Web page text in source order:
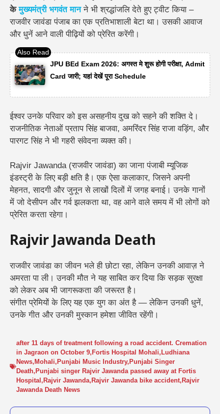
केमुख्यमंत्री भगवंत मानने भी श्रद्धांजलि देते हुए ट्वीट किया –
राजवीर जावंडा पंजाब का एक प्रतिभाशाली बेटा था। उसकी आवाज
और धुनें आने वाली पीढ़ियों को प्रेरित करेंगी।
JPU BEd Exam 2026: अगस्त मे शुरू होगी परीक्षा, Admit
Card जारी; यहां देखें पूरा Schedule
ईश्वर उनके परिवार को इस असहनीय दुख को सहने की शक्ति दे।
राजनीतिक नेताओंप्रताप सिंह बाजवा, अमरिंदर सिंह राजा वड़िंग, और
पारगट सिंहने भी गहरी संवेदना व्यक्त की।
Rajvir Jawanda (राजवीर जावंडा) का जाना पंजाबी म्यूजिक
इंडस्ट्री के लिए बड़ी क्षति है। एक ऐसा कलाकार, जिसने अपनी
मेहनत, सादगी और जुनून से लाखों दिलों में जगह बनाई। उनके गानों
में जो देसीपन और गर्व झलकता था, वह आने वाले समय में भी लोगों को
प्रेरित करता रहेगा।
Rajvir Jawanda Death
राजवीर जावंडा का जीवन भले ही छोटा रहा, लेकिन उनकी आवाज़ ने
अमरता पा ली। उनकी मौत ने यह साबित कर दिया कि सड़क सुरक्षा
को लेकर अब भी जागरूकता की जरूरत है।
संगीत प्रेमियों के लिए यह एक युग का अंत है — लेकिन उनकी धुनें,
उनके गीत और उनकी मुस्कान हमेशा जीवित रहेंगी।
after 11 days of treatment following a road accident. Cremation
in Jagraon on October 9, Fortis Hospital Mohali, Ludhiana
News, Mohali, Punjabi Music Industry, Punjabi Singer
Death, Punjabi singer Rajvir Jawanda passed away at Fortis
Hospital , Rajvir Jawanda, Rajvir Jawanda bike accident, Rajvir
Jawanda Death News